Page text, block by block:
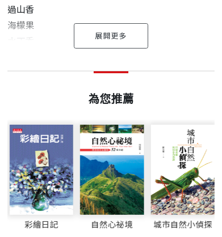
過山香
海檬果
水丁香
風藤
野牡丹
台灣胡麻花
台灣藜蘆
山桐子
楊梅
厚葉衛矛
山月桃
朋友的鼓勵與迴響，但也有些朋友反映，主題式的編
入的瞭解。因此在張蕙芬總編輯的建議之下，2013年
中遂開始進行本書的撰寫與拍攝工作。
為了方便讀者進行檢索，本書以果實的顏色來做編
排，有些果實在成長的過程中，會有不同的色彩變
化，本書以其熟成的顏色為編排依據，部分具有二種
以上顏色的果實，則以大體上呈現的色彩為主。書中
之下，對於路旁的小野花產生濃厚的興趣，從此對植
察班，隔年參與訓練成為荒野解說志工，至此開展生
態觀察及記錄之路，曾任荒野保護協會行政部秘書、
推廣部主任、社區大學生態單元課程講師。目前從事
生態解說員及課程講師，持續散播自然的種子，期望
引領更多人了解台灣自然生態之美，並進而愛惜保護
台灣的大自然。著有『野花999』、『野果遊樂
園』、『台灣野果圖鑑』﹝以上均由遠見天下文化出
出版日期 2014/10/30
出版社 大樹文化
裝幀 軟皮精裝
為您推薦
彩繪日記 自然心祕境 城市自然小偵探